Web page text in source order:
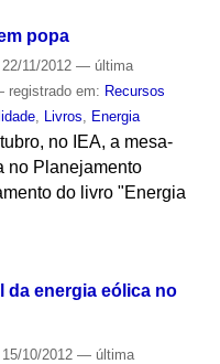
popa
11/2012 — última
registrado em: Recursos
, Livros Energia
no IEA, a mesa-
no Planejamento
do livro "Energia
da energia eólica no
10/2012 — última